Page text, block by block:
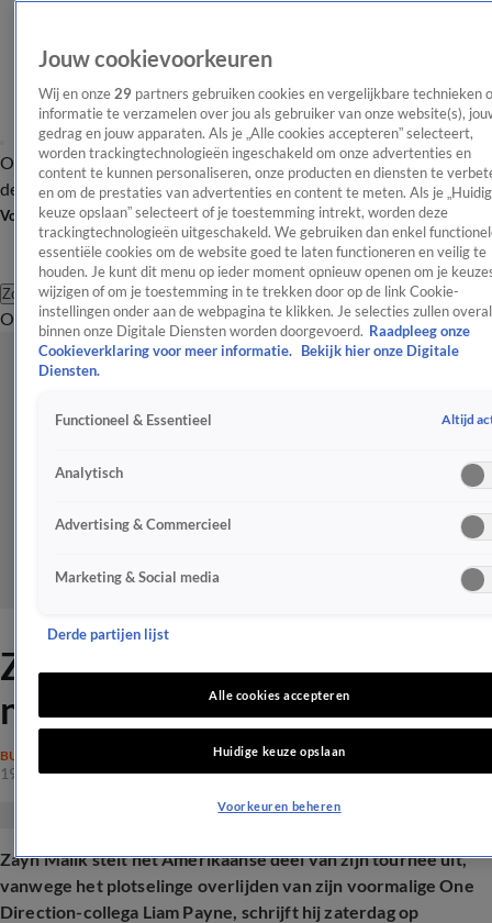
OverzichtAfleveringen Entertainment TV Algemeen
Tip
de redactieNieuwsbrief
Volg Shownieuws
Zoeken
OverzichtEntertainmentSpraakmakendRealityCrimeVideo's
Zayn stelt deel van tour uit
na overlijden Liam Payne
BUITENLAND
19 okt 2024, 19:35
Zayn Malik stelt het Amerikaanse deel van zijn tournee uit,
vanwege het plotselinge overlijden van zijn voormalige One
Direction-collega Liam Payne, schrijft hij zaterdag op
Jouw cookievoorkeuren
Wij en onze 29 partners gebruiken cookies en vergelijkbare technieken
informatie te verzamelen over jou als gebruiker van onze website(s),
gedrag en jouw apparaten. Als je „Alle cookies accepteren” selecteert,
worden trackingtechnologieën ingeschakeld om onze advertenties en
content te kunnen personaliseren, onze producten en diensten te
en om de prestaties van advertenties en content te meten. Als je
keuze opslaan” selecteert of je toestemming intrekt, worden deze
trackingtechnologieën uitgeschakeld. We gebruiken dan enkel
essentiële cookies om de website goed te laten functioneren en veilig te
houden. Je kunt dit menu op ieder moment opnieuw openen om je
wijzigen of om je toestemming in te trekken door op de link Cookie-
instellingen onder aan de webpagina te klikken. Je selecties zullen overal
binnen onze Digitale Diensten worden doorgevoerd. Raadpleeg onze
Cookieverklaring voor meer informatie.
Bekijk hier onze Digitale
Diensten.
Functioneel & Essentieel Altijd
Analytisch
Advertising & Commercieel
Marketing & Social media
Derde partijen lijst
Alle cookies accepteren
Huidige keuze opslaan
Voorkeuren beheren